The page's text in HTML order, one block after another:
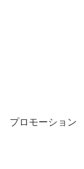
プロモーション